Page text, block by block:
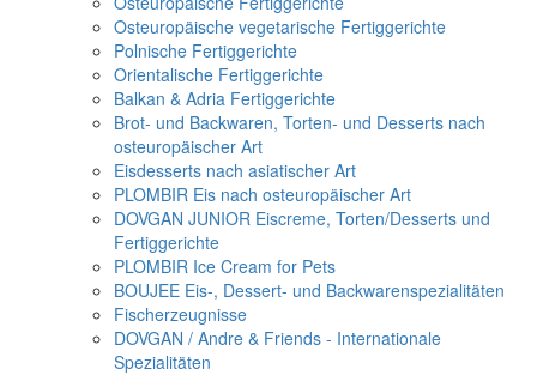
Osteuropäische vegetarische Fertiggerichte
Polnische Fertiggerichte
Orientalische Fertiggerichte
Balkan & Adria Fertiggerichte
Brot- und Backwaren, Torten- und Desserts nach
osteuropäischer Art
Eisdesserts nach asiatischer Art
PLOMBIR Eis nach osteuropäischer Art
DOVGAN JUNIOR Eiscreme, Torten/Desserts und
Fertiggerichte
PLOMBIR Ice Cream for Pets
BOUJEE Eis-, Dessert- und Backwarenspezialitäten
Fischerzeugnisse
DOVGAN / Andre & Friends - Internationale
Spezialitäten